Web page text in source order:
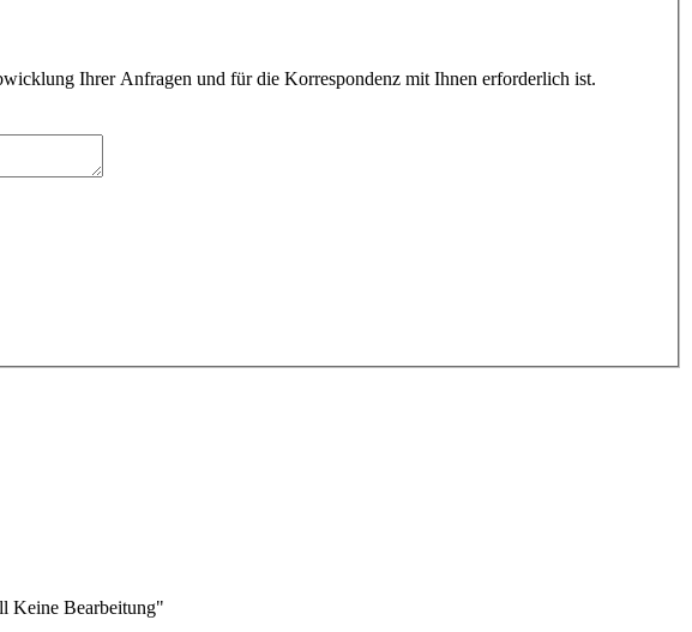
Ihrer Anfragen und für die Korrespondenz mit Ihnen erforderlich ist.